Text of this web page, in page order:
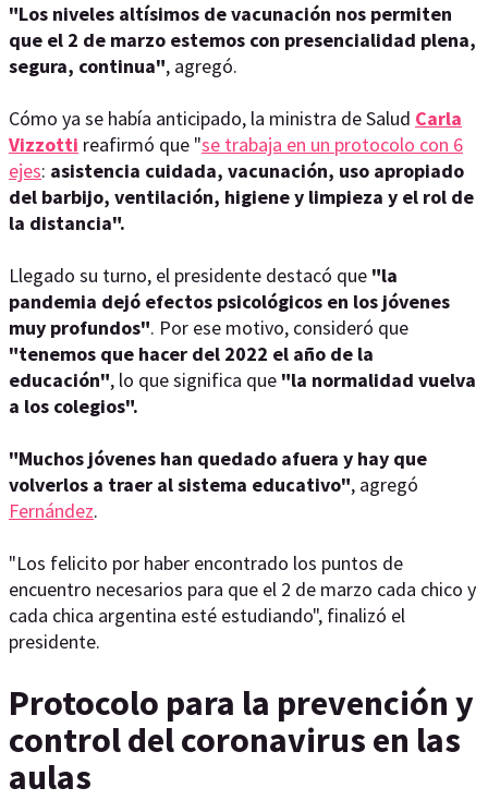
"Los niveles altísimos de vacunación nos permiten
que el 2 de marzo estemos con presencialidad plena,
segura, continua", agregó.
Cómo ya se había anticipado, la ministra de Salud Carla
Vizzotti reafirmó que "se trabaja en un protocolo con 6
ejes: asistencia cuidada, vacunación, uso apropiado
del barbijo, ventilación, higiene y limpieza y el rol de
la distancia".
Llegado su turno, el presidente destacó que "la
pandemia dejó efectos psicológicos en los jóvenes
muy profundos". Por ese motivo, consideró que
"tenemos que hacer del 2022 el año de la
educación", lo que significa que "la normalidad vuelva
a los colegios".
"Muchos jóvenes han quedado afuera y hay que
volverlos a traer al sistema educativo", agregó
Fernández.
"Los felicito por haber encontrado los puntos de
encuentro necesarios para que el 2 de marzo cada chico y
cada chica argentina esté estudiando", finalizó el
presidente.
Protocolo para la prevención y
control del coronavirus en las
aulas